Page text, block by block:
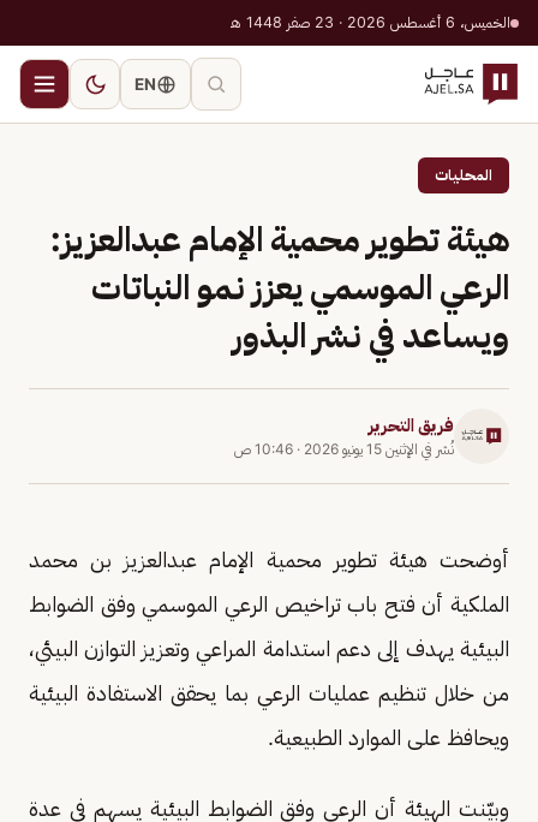
الخميس، 6 أغسطس 2026 · 23 صفر 1448 هـ
EN
المحليات
هيئة تطوير محمية الإمام عبدالعزيز:
الرعي الموسمي يعزز نمو النباتات
ويساعد في نشر البذور
فريق التحرير
نُشر في الإثنين 15 يونيو 2026 · 10:46 ص
أوضحت هيئة تطوير محمية الإمام عبدالعزيز بن محمد
الملكية أن فتح باب تراخيص الرعي الموسمي وفق الضوابط
البيئية يهدف إلى دعم استدامة المراعي وتعزيز التوازن البيئي،
من خلال تنظيم عمليات الرعي بما يحقق الاستفادة البيئية
ويحافظ على الموارد الطبيعية.
وبيّنت الهيئة أن الرعي وفق الضوابط البيئية يسهم في عدة